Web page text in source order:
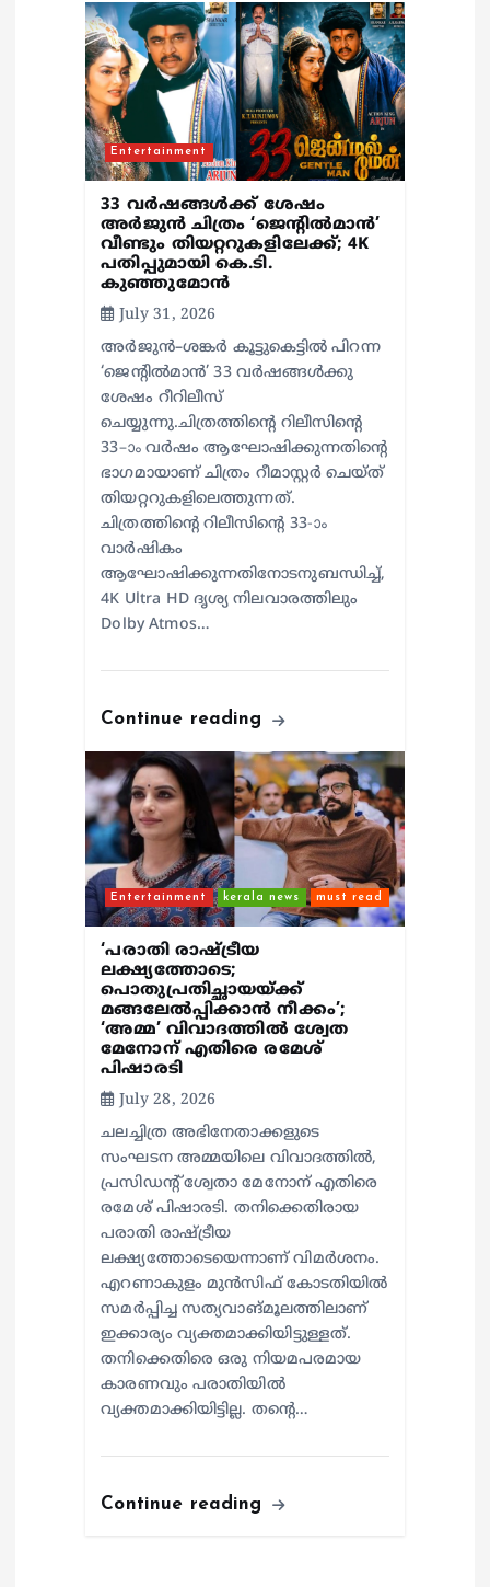
Entertainment
33 വർഷങ്ങൾക്ക് ശേഷം
അർജുൻ ചിത്രം ‘ജെന്റിൽമാൻ’
വീണ്ടും തിയറ്ററുകളിലേക്ക്; 4K
പതിപ്പുമായി കെ.ടി.
കുഞ്ഞുമോൻ
July 31, 2026
അർജുൻ–ശങ്കർ കൂട്ടുകെട്ടിൽ പിറന്ന
‘ജെന്റിൽമാൻ’ 33 വർഷങ്ങൾക്കു
ശേഷം റീറിലീസ്
ചെയ്യുന്നു.ചിത്രത്തിന്റെ റിലീസിന്റെ
33–ാം വർഷം ആഘോഷിക്കുന്നതിന്റെ
ഭാഗമായാണ് ചിത്രം റീമാസ്റ്റർ ചെയ്ത്
തിയറ്ററുകളിലെത്തുന്നത്.
ചിത്രത്തിന്റെ റിലീസിന്റെ 33-ാം
വാർഷികം
ആഘോഷിക്കുന്നതിനോടനുബന്ധിച്ച്,
4K Ultra HD ദൃശ്യ നിലവാരത്തിലും
Dolby Atmos…
Continue reading
Entertainment kerala news must read
‘പരാതി രാഷ്ട്രീയ
ലക്ഷ്യത്തോടെ;
പൊതുപ്രതിച്ഛായയ്ക്ക്
മങ്ങലേല്‍പ്പിക്കാന്‍ നീക്കം’;
‘അമ്മ’ വിവാദത്തില്‍ ശ്വേത
മേനോന് എതിരെ രമേശ്
പിഷാരടി
July 28, 2026
ചലച്ചിത്ര അഭിനേതാക്കളുടെ
സംഘടന അമ്മയിലെ വിവാദത്തില്‍,
പ്രസിഡന്റ് ശ്വേതാ മേനോന് എതിരെ
രമേശ് പിഷാരടി. തനിക്കെതിരായ
പരാതി രാഷ്ട്രീയ
ലക്ഷ്യത്തോടെയെന്നാണ് വിമര്‍ശനം.
എറണാകുളം മുന്‍സിഫ് കോടതിയില്‍
സമര്‍പ്പിച്ച സത്യവാങ്മൂലത്തിലാണ്
ഇക്കാര്യം വ്യക്തമാക്കിയിട്ടുള്ളത്.
തനിക്കെതിരെ ഒരു നിയമപരമായ
കാരണവും പരാതിയില്‍
വ്യക്തമാക്കിയിട്ടില്ല. തന്റെ…
Continue reading